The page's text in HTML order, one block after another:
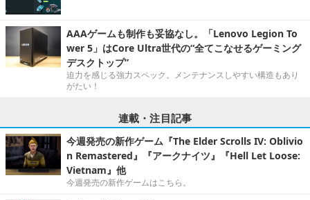
AAAゲームも制作も妥協なし。「Lenovo Legion To
wer 5」はCore Ultra世代の“全てこなせるゲーミング
デスクトップ”
迫力を感じる強力スペック。メンテナンスしやすい構造もあり
がたい！
連載・注目記事
今週発売の新作ゲーム『The Elder Scrolls IV: Oblivio
n Remastered』『アークナイツ』『Hell Let Loose:
Vietnam』他
今週発売の新作ゲームはこちら。